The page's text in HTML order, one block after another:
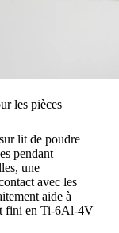
les pièces
lit de poudre
pendant
une
avec les
aide à
fini en Ti-6Al-4V